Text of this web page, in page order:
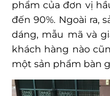
phẩm của đơn vị
đến 90%. Ngoài ra,
dáng, mẫu mã và
khách hàng nào
một sản phẩm bàn